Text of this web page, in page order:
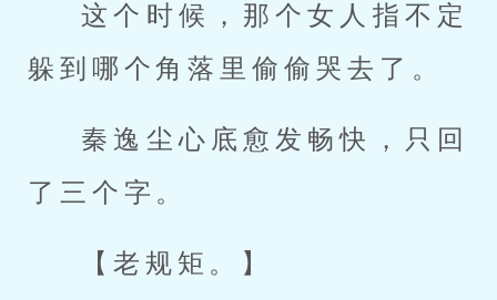
这个时候，那个女人指不定
躲到哪个角落里偷偷哭去了。
秦逸尘心底愈发畅快，只回
了三个字。
【老规矩。】